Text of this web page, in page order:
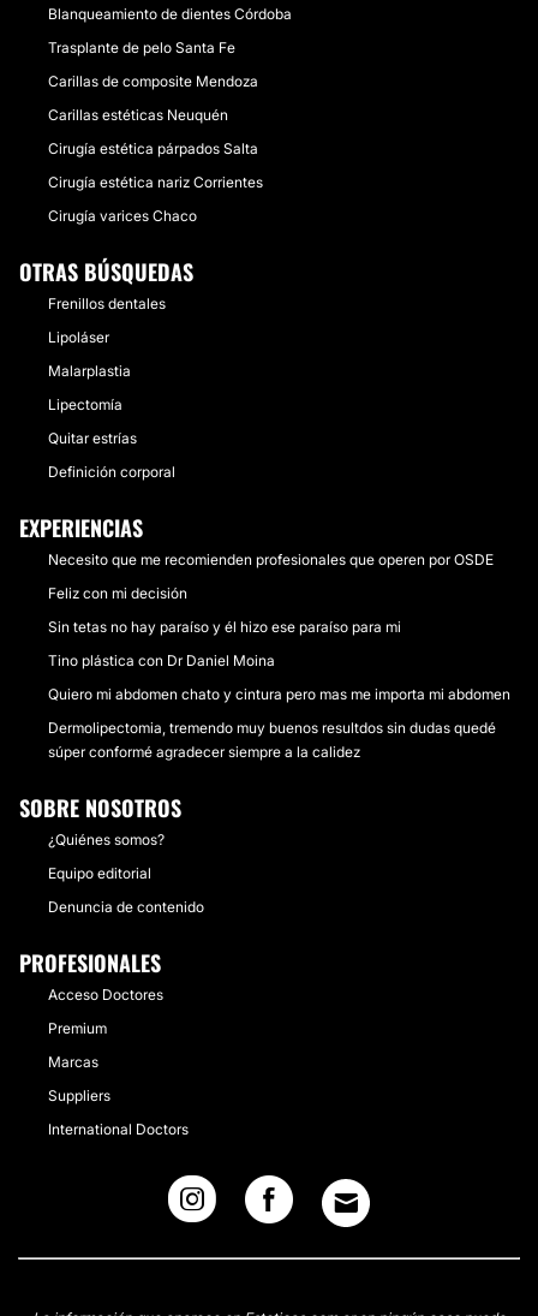
Blanqueamiento de dientes Córdoba
Trasplante de pelo Santa Fe
Carillas de composite Mendoza
Carillas estéticas Neuquén
Cirugía estética párpados Salta
Cirugía estética nariz Corrientes
Cirugía varices Chaco
OTRAS BÚSQUEDAS
Frenillos dentales
Lipoláser
Malarplastia
Lipectomía
Quitar estrías
Definición corporal
EXPERIENCIAS
Necesito que me recomienden profesionales que operen por OSDE
Feliz con mi decisión
Sin tetas no hay paraíso y él hizo ese paraíso para mi
Tino plástica con Dr Daniel Moina
Quiero mi abdomen chato y cintura pero mas me importa mi abdomen
Dermolipectomia, tremendo muy buenos resultdos sin dudas quedé
súper conformé agradecer siempre a la calidez
SOBRE NOSOTROS
¿Quiénes somos?
Equipo editorial
Denuncia de contenido
PROFESIONALES
Acceso Doctores
Premium
Marcas
Suppliers
International Doctors